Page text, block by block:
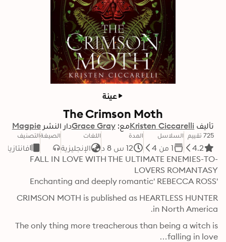
عينة
The Crimson Moth
تأليف Kristen Ciccarelliمع: Grace Grayدار النشر Magpie
725 تقييم
4.2
السلاسل
1 من 4
المدة
12 س 8 د
اللغات
الإنجليزية
الصيغةالتصنيف
فانتازيا
FALL IN LOVE WITH THE ULTIMATE ENEMIES-TO-
'Enchanting and deeply romantic' REBECCA ROSS
in North America.
The only thing more treacherous than being a witch is
falling in love…